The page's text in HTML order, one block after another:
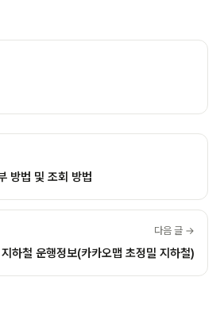
방법 및 조회 방법
다음 글 →
하철 운행정보(카카오맵 초정밀 지하철)